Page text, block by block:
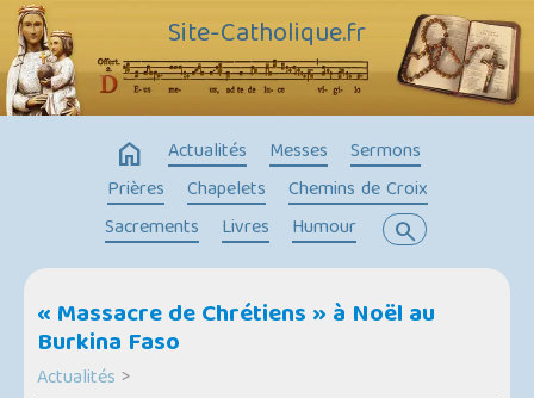
Site-Catholique.fr
home Actualités Messes
Sermons
Prières
Chapelets
Chemins de Croix
Sacrements
Livres Humour search
« Massacre de Chrétiens » à Noël au
Burkina Faso
Actualités >